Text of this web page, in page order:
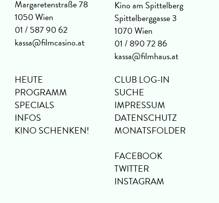
Margaretenstraße 78
1050 Wien
01 / 587 90 62
kassa@filmcasino.at
Kino am Spittelberg
Spittelberggasse 3
1070 Wien
01 / 890 72 86
kassa@filmhaus.at
HEUTE
PROGRAMM
SPECIALS
INFOS
KINO SCHENKEN!
CLUB LOG-IN
SUCHE
IMPRESSUM
DATENSCHUTZ
MONATSFOLDER
FACEBOOK
TWITTER
INSTAGRAM